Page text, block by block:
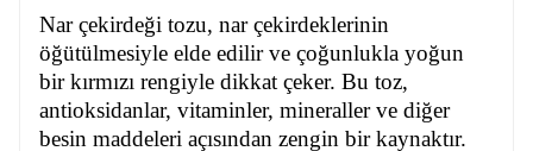
Nar çekirdeği tozu, nar çekirdeklerinin
öğütülmesiyle elde edilir ve çoğunlukla yoğun
bir kırmızı rengiyle dikkat çeker. Bu toz,
antioksidanlar, vitaminler, mineraller ve diğer
besin maddeleri açısından zengin bir kaynaktır.